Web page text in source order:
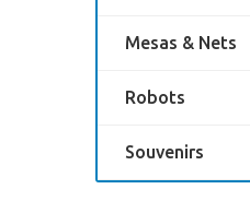
Mesas & Nets
Robots
Souvenirs